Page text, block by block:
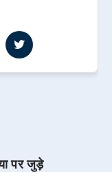
पर जुड़े